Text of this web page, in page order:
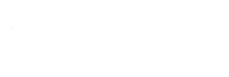
↓